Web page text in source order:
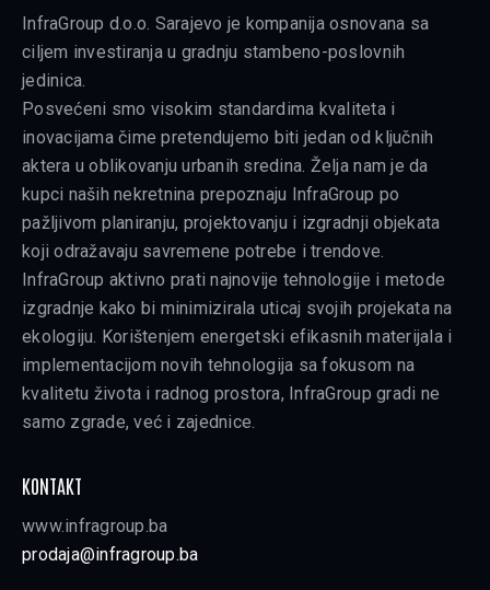
InfraGroup d.o.o. Sarajevo je kompanija osnovana sa
ciljem investiranja u gradnju stambeno-poslovnih
jedinica.
Posvećeni smo visokim standardima kvaliteta i
inovacijama čime pretendujemo biti jedan od ključnih
aktera u oblikovanju urbanih sredina. Želja nam je da
kupci naših nekretnina prepoznaju InfraGroup po
pažljivom planiranju, projektovanju i izgradnji objekata
koji odražavaju savremene potrebe i trendove.
InfraGroup aktivno prati najnovije tehnologije i metode
izgradnje kako bi minimizirala uticaj svojih projekata na
ekologiju. Korištenjem energetski efikasnih materijala i
implementacijom novih tehnologija sa fokusom na
kvalitetu života i radnog prostora, InfraGroup gradi ne
samo zgrade, već i zajednice.
KONTAKT
www.infragroup.ba
prodaja@infragroup.ba